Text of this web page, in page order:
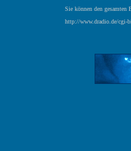
Sie können den gesamten
http://www.dradio.de/cgi-